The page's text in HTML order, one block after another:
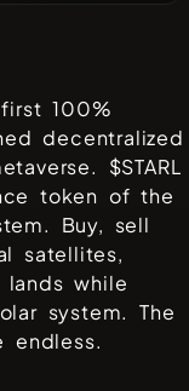
100%
decentralized
$STARL
token of the
Buy, sell
satellites,
while
system. The
endless.